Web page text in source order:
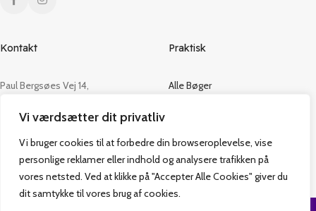
Vi værdsætter dit privatliv
Vi bruger cookies til at forbedre din browseroplevelse, vise
personlige reklamer eller indhold og analysere trafikken på
vores netsted. Ved at klikke på "Accepter Alle Cookies" giver du
dit samtykke til vores brug af cookies.
Kontakt
Paul Bergsøes Vej 14,
CVR: 42813915
admin@vakifforlag.dk
+45 26 24 2354
Praktisk
Alle Bøger
Kontakt